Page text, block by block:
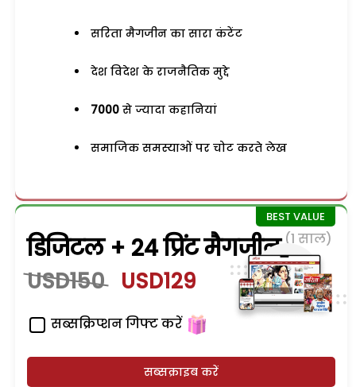
सरिता मैगजीन का सारा कंटेंट
देश विदेश के राजनैतिक मुद्दे
7000 से ज्यादा कहानियां
समाजिक समस्याओं पर चोट करते लेख
डिजिटल + 24 प्रिंट मैगजीन (1 साल)
USD150 USD129
सब्सक्रिप्शन गिफ्ट करें
सब्सक्राइब करें